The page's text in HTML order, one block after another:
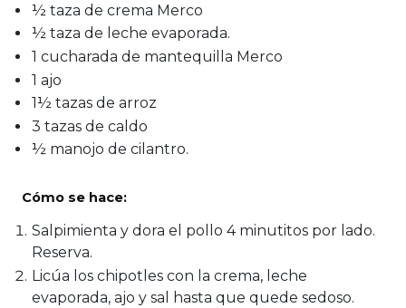
½ taza de crema Merco
½ taza de leche evaporada.
1 cucharada de mantequilla Merco
1 ajo
1½ tazas de arroz
3 tazas de caldo
½ manojo de cilantro.
Cómo se hace:
Salpimienta y dora el pollo 4 minutitos por lado.
Reserva.
Licúa los chipotles con la crema, leche
evaporada, ajo y sal hasta que quede sedoso.